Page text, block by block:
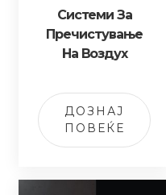
Системи За
Пречистување
На Воздух
ДОЗНАЈ
ПОВЕЌЕ